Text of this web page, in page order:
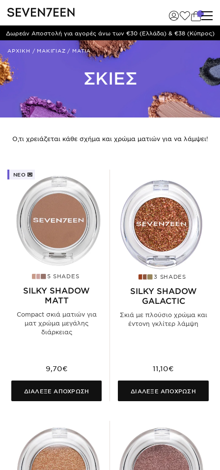
Δωρεάν Αποστολή για αγορές άνω των €30 (Ελλάδα) & €38 (Κύπρος)
ΑΡΧΙΚΗ / ΜΑΚΙΓΙΑΖ / ΜΑΤΙΑ
ΣΚΙΕΣ
Ό,τι χρειάζεται κάθε σχήμα και χρώμα ματιών για να λάμψει!
ΝΕO 💌
5 SHADES
SILKY SHADOW
MATT
Compact σκιά ματιών για
ματ χρώμα μεγάλης
διάρκειας
9,70€
ΔΙΑΛΕΞΕ ΑΠΟΧΡΩΣΗ
3 SHADES
SILKY SHADOW
GALACTIC
Σκιά με πλούσιο χρώμα και
έντονη γκλίτερ λάμψη
11,10€
ΔΙΑΛΕΞΕ ΑΠΟΧΡΩΣΗ